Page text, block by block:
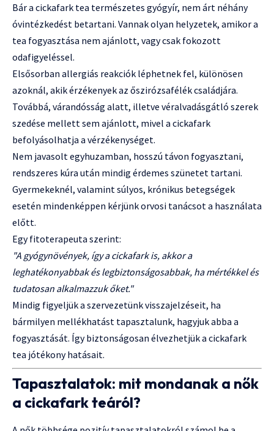
Bár a cickafark tea természetes gyógyír, nem árt néhány
óvintézkedést betartani. Vannak olyan helyzetek, amikor a
tea fogyasztása nem ajánlott, vagy csak fokozott
odafigyeléssel.
Elsősorban allergiás reakciók léphetnek fel, különösen
azoknál, akik érzékenyek az őszirózsafélék családjára.
Továbbá, várandósság alatt, illetve véralvadásgátló szerek
szedése mellett sem ajánlott, mivel a cickafark
befolyásolhatja a vérzékenységet.
Nem javasolt egyhuzamban, hosszú távon fogyasztani,
rendszeres kúra után mindig érdemes szünetet tartani.
Gyermekeknél, valamint súlyos, krónikus betegségek
esetén mindenképpen kérjünk orvosi tanácsot a használata
előtt.
Egy fitoterapeuta szerint:
"A gyógynövények, így a cickafark is, akkor a
leghatékonyabbak és legbiztonságosabbak, ha mértékkel és
tudatosan alkalmazzuk őket."
Mindig figyeljük a szervezetünk visszajelzéseit, ha
bármilyen mellékhatást tapasztalunk, hagyjuk abba a
fogyasztását. Így biztonságosan élvezhetjük a cickafark
tea jótékony hatásait.
Tapasztalatok: mit mondanak a nők
a cickafark teáról?